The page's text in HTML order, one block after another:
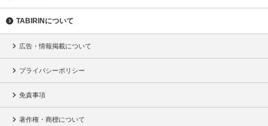
TABIRINについて
広告・情報掲載について
プライバシーポリシー
免責事項
著作権・商標について